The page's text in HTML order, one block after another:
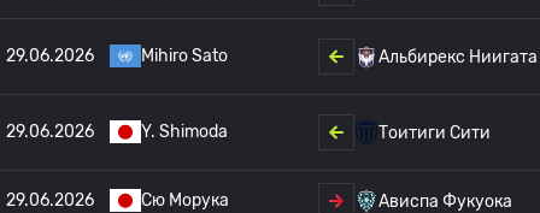
29.06.2026 Mihiro Sato Альбирекс Ниигата
29.06.2026 Y. Shimoda Тоитиги Сити
29.06.2026 Сю Морука Ависпа Фукуока